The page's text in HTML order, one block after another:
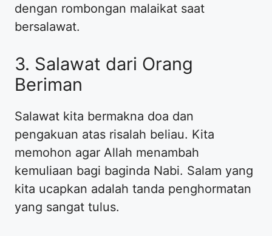
dengan rombongan malaikat saat
bersalawat.
3. Salawat dari Orang
Beriman
Salawat kita bermakna doa dan
pengakuan atas risalah beliau. Kita
memohon agar Allah menambah
kemuliaan bagi baginda Nabi. Salam yang
kita ucapkan adalah tanda penghormatan
yang sangat tulus.